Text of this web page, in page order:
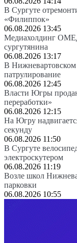
В Сургуте
«Филиппок»
06.08.2026 13:45
Медиахолдинг
сургутянина
06.08.2026 13:17
В Нижневартовском
патрулирование
06.08.2026 12:45
Власти Югры
переработки»
06.08.2026 12:15
На Югру
секунду
06.08.2026 11:50
В Сургуте
электроскутером
06.08.2026 11:19
Возле школ
парковки
06.08.2026 10:55